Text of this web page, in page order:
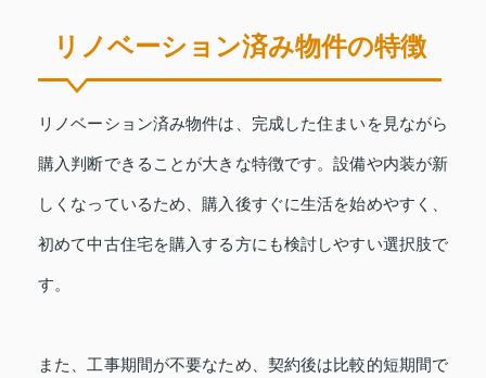
リノベーション済み物件の特徴
リノベーション済み物件は、完成した住まいを見ながら
購入判断できることが大きな特徴です。設備や内装が新
しくなっているため、購入後すぐに生活を始めやすく、
初めて中古住宅を購入する方にも検討しやすい選択肢で
す。
また、工事期間が不要なため、契約後は比較的短期間で